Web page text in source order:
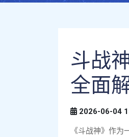
斗战
全面
2026-06-04
《斗战神》作